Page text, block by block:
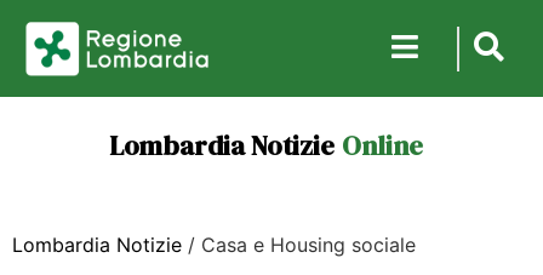
Lombardia Notizie Online
Lombardia Notizie / Casa e Housing sociale